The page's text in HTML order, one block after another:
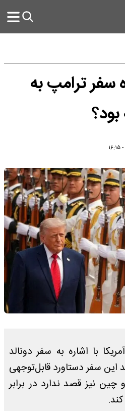
سفر ترامپ به
با اشاره به سفر دونالد
سفر دستاورد قابل‌توجهی
چین نیز قصد ندارد در برابر